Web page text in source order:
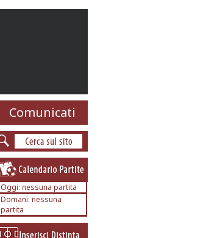
Comunicati
Oggi: nessuna partita
Domani: nessuna
partita